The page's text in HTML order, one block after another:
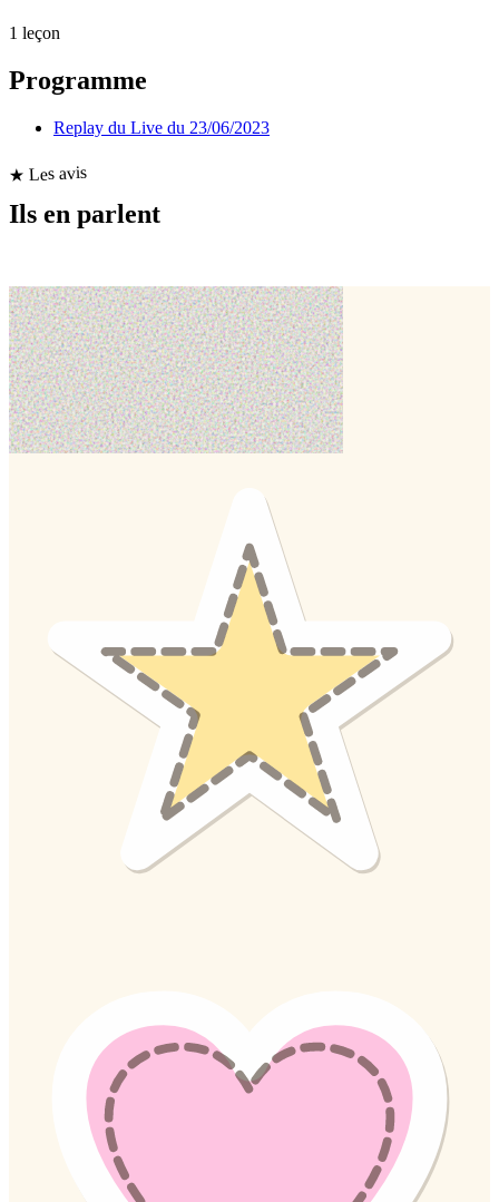
1 leçon
Programme
Replay du Live du 23/06/2023
★ Les avis
Ils en parlent